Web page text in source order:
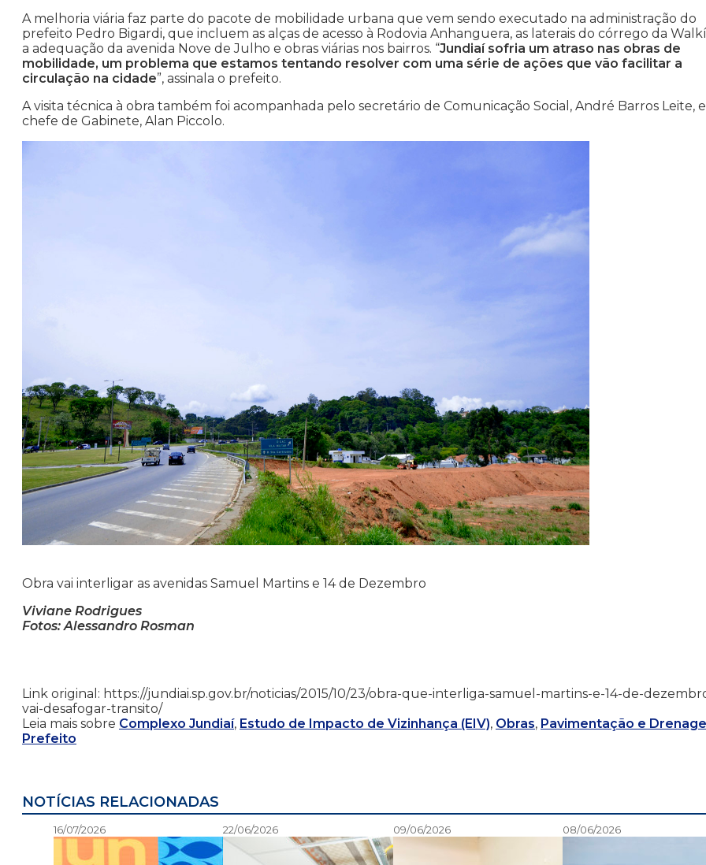
A melhoria viária faz parte do pacote de mobilidade urbana que vem sendo executado na administração do
prefeito Pedro Bigardi, que incluem as alças de acesso à Rodovia Anhanguera, as laterais do córrego da
a adequação da avenida Nove de Julho e obras viárias nos bairros. “Jundiaí sofria um atraso nas obras de
mobilidade, um problema que estamos tentando resolver com uma série de ações que vão facilitar a
circulação na cidade”, assinala o prefeito.
A visita técnica à obra também foi acompanhada pelo secretário de Comunicação Social, André Barros Leite,
chefe de Gabinete, Alan Piccolo.
Obra vai interligar as avenidas Samuel Martins e 14 de Dezembro
Viviane Rodrigues
Fotos: Alessandro Rosman
Link original: https://jundiai.sp.gov.br/noticias/2015/10/23/obra-que-interliga-samuel-martins-e-14-de-
vai-desafogar-transito/
Leia mais sobre Complexo Jundiaí, Estudo de Impacto de Vizinhança (EIV), Obras, Pavimentação e
Prefeito
NOTÍCIAS RELACIONADAS
16/07/2026 22/06/2026 09/06/2026 08/06/2026